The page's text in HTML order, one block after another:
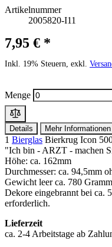
Artikelnummer
2005820-I11
7,95 € *
Inkl. 19% Steuern, exkl.
Menge
Details Mehr Informationen
1 Bierglas Bierkrug Icon
"Ich bin - ARZT - machen
Höhe: ca. 162mm
Durchmesser: ca. 94,5mm
Gewicht leer ca. 780 Gramm
Dekore eingebrannt bei ca.
erforderlich.
Lieferzeit
ca. 2-4 Arbeitstage ab